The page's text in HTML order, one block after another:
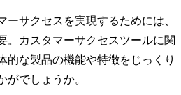
ーサクセスを実現するためには、
。カスタマーサクセスツールに関
的な製品の機能や特徴をじっくり
がでしょうか。